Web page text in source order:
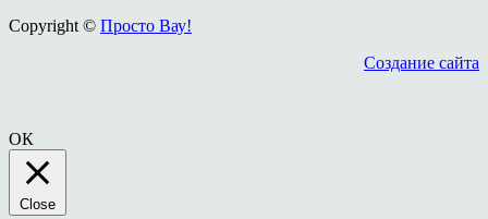
Copyright © Просто Вау!
Создание сайта
ОК
Close